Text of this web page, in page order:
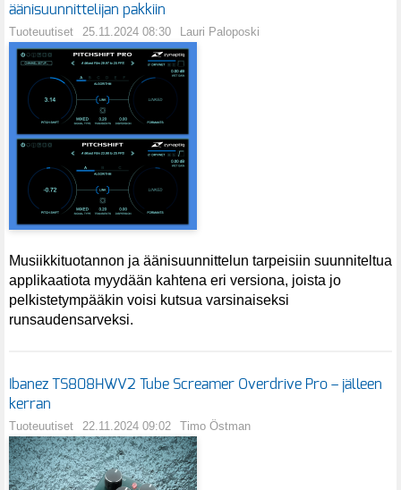
äänisuunnittelijan pakkiin
Tuoteuutiset 25.11.2024 08:30 Lauri Paloposki
Musiikkituotannon ja äänisuunnittelun tarpeisiin suunniteltua
applikaatiota myydään kahtena eri versiona, joista jo
pelkistetympääkin voisi kutsua varsinaiseksi
runsaudensarveksi.
Ibanez TS808HWV2 Tube Screamer Overdrive Pro – jälleen
kerran
Tuoteuutiset 22.11.2024 09:02 Timo Östman